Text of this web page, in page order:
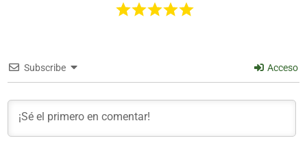
Subscribe Acceso